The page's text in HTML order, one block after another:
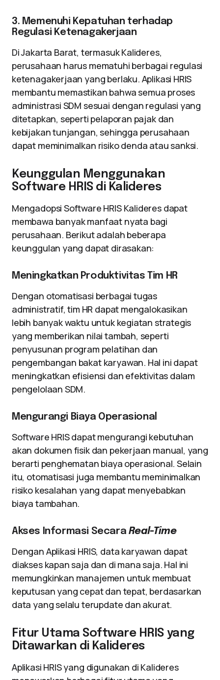
3. Memenuhi Kepatuhan terhadap
Regulasi Ketenagakerjaan
Di Jakarta Barat, termasuk Kalideres,
perusahaan harus mematuhi berbagai regulasi
ketenagakerjaan yang berlaku. Aplikasi HRIS
membantu memastikan bahwa semua proses
administrasi SDM sesuai dengan regulasi yang
ditetapkan, seperti pelaporan pajak dan
kebijakan tunjangan, sehingga perusahaan
dapat meminimalkan risiko denda atau sanksi.
Keunggulan Menggunakan
Software HRIS di Kalideres
Mengadopsi Software HRIS Kalideres dapat
membawa banyak manfaat nyata bagi
perusahaan. Berikut adalah beberapa
keunggulan yang dapat dirasakan:
Meningkatkan Produktivitas Tim HR
Dengan otomatisasi berbagai tugas
administratif, tim HR dapat mengalokasikan
lebih banyak waktu untuk kegiatan strategis
yang memberikan nilai tambah, seperti
penyusunan program pelatihan dan
pengembangan bakat karyawan. Hal ini dapat
meningkatkan efisiensi dan efektivitas dalam
pengelolaan SDM.
Mengurangi Biaya Operasional
Software HRIS dapat mengurangi kebutuhan
akan dokumen fisik dan pekerjaan manual, yang
berarti penghematan biaya operasional. Selain
itu, otomatisasi juga membantu meminimalkan
risiko kesalahan yang dapat menyebabkan
biaya tambahan.
Akses Informasi Secara Real-Time
Dengan Aplikasi HRIS, data karyawan dapat
diakses kapan saja dan di mana saja. Hal ini
memungkinkan manajemen untuk membuat
keputusan yang cepat dan tepat, berdasarkan
data yang selalu terupdate dan akurat.
Fitur Utama Software HRIS yang
Ditawarkan di Kalideres
Aplikasi HRIS yang digunakan di Kalideres